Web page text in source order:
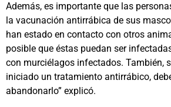
Además, es importante que las
la vacunación antirrábica de sus
han estado en contacto con otros
posible que éstas puedan ser
con murciélagos infectados. También,
iniciado un tratamiento antirrábico,
abandonarlo” explicó.